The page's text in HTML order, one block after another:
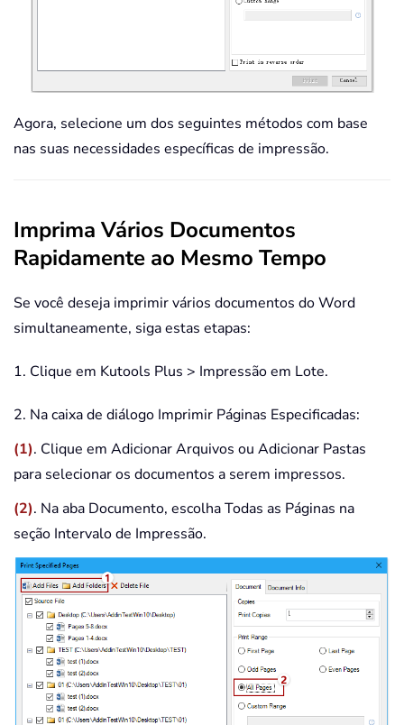
Agora, selecione um dos seguintes métodos com base
nas suas necessidades específicas de impressão.
Imprima Vários Documentos
Rapidamente ao Mesmo Tempo
Se você deseja imprimir vários documentos do Word
simultaneamente, siga estas etapas:
1. Clique em Kutools Plus > Impressão em Lote.
2. Na caixa de diálogo Imprimir Páginas Especificadas:
(1). Clique em Adicionar Arquivos ou Adicionar Pastas
para selecionar os documentos a serem impressos.
(2). Na aba Documento, escolha Todas as Páginas na
seção Intervalo de Impressão.